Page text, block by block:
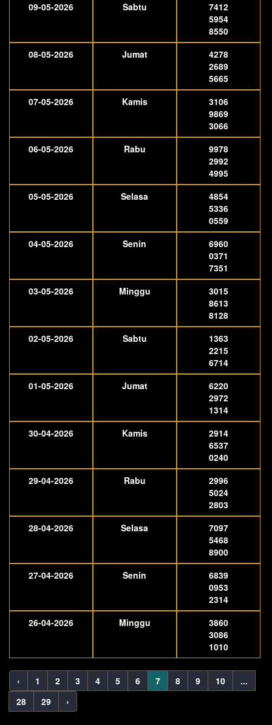
09-05-2026
Sabtu
7412
5954
8550
08-05-2026
Jumat
4278
2689
5665
07-05-2026
Kamis
3106
9869
3066
06-05-2026
Rabu
9978
2992
4995
05-05-2026
Selasa
4854
5336
0559
04-05-2026
Senin
6960
0371
7351
03-05-2026
Minggu
3015
8613
8128
02-05-2026
Sabtu
1363
2215
6714
01-05-2026
Jumat
6220
2972
1314
30-04-2026
Kamis
2914
6537
0240
29-04-2026
Rabu
2996
5024
2803
28-04-2026
Selasa
7097
5468
8900
27-04-2026
Senin
6839
0953
2314
26-04-2026
Minggu
3860
3086
1010
‹ 1 2 3 4 5 6 7 8 9 10
...
28
29 ›